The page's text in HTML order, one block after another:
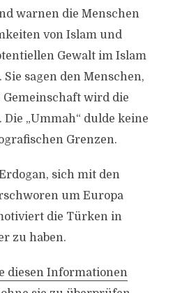
warnen die Menschen
von Islam und
Gewalt im Islam
sagen den Menschen,
Gemeinschaft wird die
Die „Ummah“ dulde keine
Grenzen.
sich mit den
um Europa
die Türken in
zu haben.
diesen Informationen